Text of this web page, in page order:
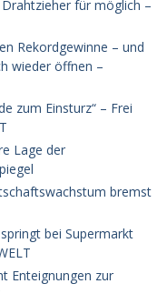
für möglich –
Rekordgewinne – und
wieder öffnen –
zum Einsturz“ – Frei
Lage der
bremst
bei Supermarkt
Enteignungen zur